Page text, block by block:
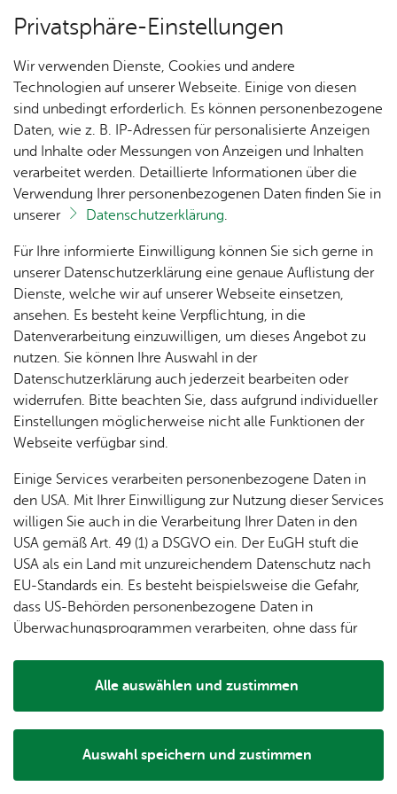
Un­se­re Ort­schaft
Ak­tu­
1250
Jahre
Ai­lin­
gen
chen­
markt
Mit­tei­
lungs­
blatt
Zah­
len,
Daten
& Fak­
ten
Ai­lin­
ger
Fe­ri­
en­
Ge­
schic
h­te
Orts­
vor­
& Ort­
schaft
s­rat
Ver­
eins­le­
ben
Lo­ka­le
Agen­
da
Ak­ti­on
mein­
sinn
Ai­lin­
gen
Öf­
fent­li­
Ein­
rich­
tun­
gen
Bil­der
Orts­
plan
Aus­bil­
dung
& of­fe­
Sehen & Er­le­ben
Vor­le­sen
Un­ter­wegs am Bo­den­see
Ein See, vier Länder und so viele Möglichkeiten...
Entdecken Sie die Bodenseeregion zu Wasser, an
Land und aus der Luft!
Die schönsten Fortbewegungsmittel sind natürlich in der
Luft der Zeppelin, auf dem Wasser eines der Schiffe oder
an Land auf einem Fahrrad.
Aber auch mit Bus oder Bahn lässt sich die Region
Stadtverkehrs Friedrichshafen
angefahren.
Privatsphäre-Einstellungen
Wir verwenden Dienste, Cookies und andere
Technologien auf unserer Webseite. Einige von diesen
sind unbedingt erforderlich. Es können personenbezogene
Daten, wie z. B. IP-Adressen für personalisierte Anzeigen
und Inhalte oder Messungen von Anzeigen und Inhalten
verarbeitet werden. Detaillierte Informationen über die
Verwendung Ihrer personenbezogenen Daten finden Sie in
unserer
Datenschutzerklärung.
Für Ihre informierte Einwilligung können Sie sich gerne in
unserer Datenschutzerklärung eine genaue Auflistung der
Dienste, welche wir auf unserer Webseite einsetzen,
ansehen. Es besteht keine Verpflichtung, in die
Datenverarbeitung einzuwilligen, um dieses Angebot zu
nutzen. Sie können Ihre Auswahl in der
Datenschutzerklärung auch jederzeit bearbeiten oder
widerrufen. Bitte beachten Sie, dass aufgrund individueller
Einstellungen möglicherweise nicht alle Funktionen der
Webseite verfügbar sind.
Einige Services verarbeiten personenbezogene Daten in
den USA. Mit Ihrer Einwilligung zur Nutzung dieser Services
willigen Sie auch in die Verarbeitung Ihrer Daten in den
USA gemäß Art. 49 (1) a DSGVO ein. Der EuGH stuft die
USA als ein Land mit unzureichendem Datenschutz nach
EU-Standards ein. Es besteht beispielsweise die Gefahr,
dass US-Behörden personenbezogene Daten in
Überwachungsprogrammen verarbeiten, ohne dass für
Auswahl speichern und zustimmen
Alle auswählen und zustimmen